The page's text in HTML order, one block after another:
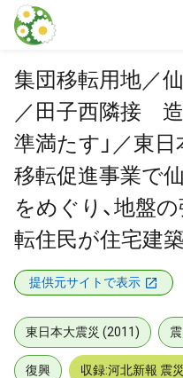
本文に飛ぶ
集団移転用地／
／田子西隣接 造
準満たす」／東
移転促進事業で
をめぐり、地盤
転住民が住宅建
提供元サイトで表示
東日本大震災 (2011)
復興 収録:河北新報 震